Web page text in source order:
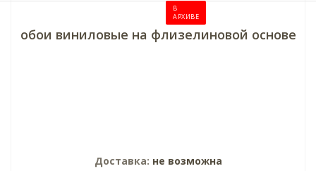
В
АРХИВЕ
обои виниловые на флизелиновой основе
Доставка: не возможна